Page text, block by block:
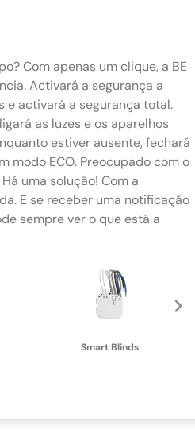
Com apenas um clique, a BE
Activará a segurança a
e activará a segurança total.
as luzes e os aparelhos
estiver ausente, fechará
modo ECO. Preocupado com o
uma solução! Com a
E se receber uma notificação
sempre ver o que está a
Smart Blinds